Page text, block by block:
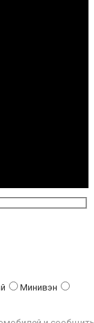
Минивэн